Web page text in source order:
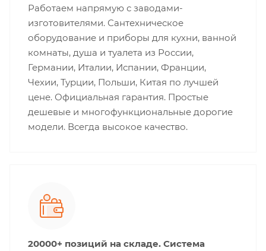
Работаем напрямую с заводами-
изготовителями. Сантехническое
оборудование и приборы для кухни, ванной
комнаты, душа и туалета из России,
Германии, Италии, Испании, Франции,
Чехии, Турции, Польши, Китая по лучшей
цене. Официальная гарантия. Простые
дешевые и многофункциональные дорогие
модели. Всегда высокое качество.
20000+ позиций на складе. Система